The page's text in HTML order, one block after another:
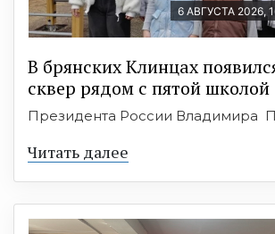
6 АВГУСТА 2026,
В брянских Клинцах
сквер рядом с пятой школой
Президента России Владимира
Читать далее